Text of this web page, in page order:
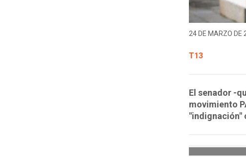
24 DE MARZO DE
T13
El senador -
movimiento
"indignación"